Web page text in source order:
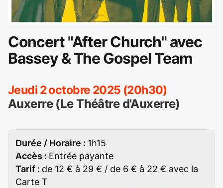
Concert "After Church" avec
Bassey & The Gospel Team
Jeudi 2 octobre 2025 (20h30)
Auxerre (Le Théâtre d'Auxerre)
Durée / Horaire : 1h15
Accès : Entrée payante
Tarif : de 12 € à 29 € / de 6 € à 22 € avec la
Carte T